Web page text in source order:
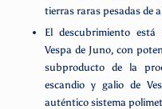
tierras raras pesadas de
El descubrimiento
Vespa de Juno, con
subproducto de la
escandio y galio de
auténtico sistema